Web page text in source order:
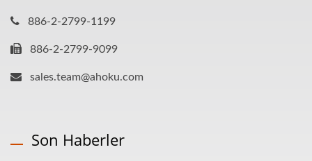
886-2-2799-1199
886-2-2799-9099
sales.team@ahoku.com
Son Haberler